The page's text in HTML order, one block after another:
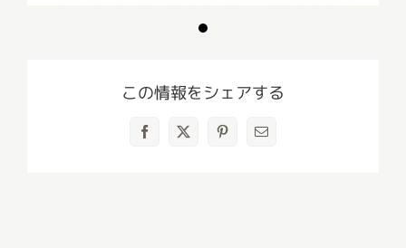
この情報をシェアする
Facebook
X Pinterest
電